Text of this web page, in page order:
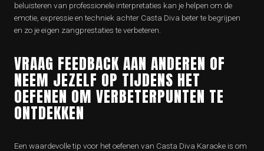
beluisteren van professionele interpretaties kan je helpen om de
emotie, expressie en techniek achter Casta Diva beter te begrijpen
en zo je eigen zangprestaties te verbeteren.
VRAAG FEEDBACK AAN ANDEREN OF
NEEM JEZELF OP TIJDENS HET
OEFENEN OM VERBETERPUNTEN TE
ONTDEKKEN
Een waardevolle tip voor het oefenen van Casta Diva Karaoke is om